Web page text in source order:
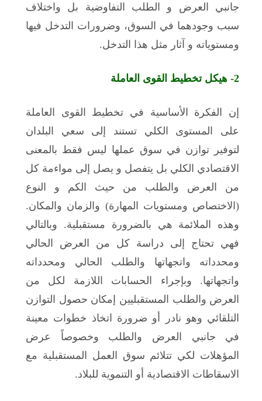
جانبي العرض و الطلب التفاوضية بل واختلاف
سبب وجودهما في السوق، وضرورات التدخل فيها
ومستوياته و آثار مثل هذا التدخل.
2- هيكل تخطيط القوى العاملة
إن الفكرة الأساسية في تخطيط القوى العاملة
على المستوى الكلي تستند إلى سعي البلدان
لتوفير توازن في سوق عملها ليس فقط بالمعنى
الاقتصادي الكلي بل يتفصل و يصل إلى مواءمة كل
من العرض والطلب من حيث الكم و النوع
(الاختصاص ومستويات المهارة) والزمان والمكان.
وهذه الملائمة هي بالضرورة مستقبلية. وبالتالي
فهي تحتاج إلى دراسة كل من العرض الحالي
ومحدداته واتجهاتها والطلب الحالي ومحدداته
واتجهاتها. وبإجراء الحسابات اللازمة لكل من
العرض والطلب المستقبليين إمكان حصول التوازن
التلقائي وهو نادر أو ضرورة اتخاذ خطوات معينة
في جانبي العرض والطلب وخصوصاً عرض
المؤهلات لكي تتلائم سوق العمل المستقبلية مع
الاسقاطات الاقتصادية أو التنموية للبلاد.